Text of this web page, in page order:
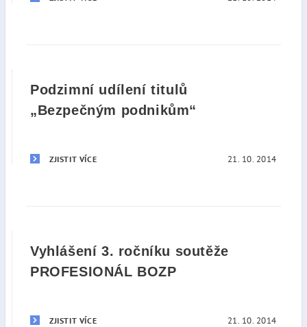
Podzimní udílení titulů
„Bezpečným podnikům“
ZJISTIT VÍCE 21. 10. 2014
Vyhlášení 3. ročníku soutěže
PROFESIONÁL BOZP
ZJISTIT VÍCE 21. 10. 2014